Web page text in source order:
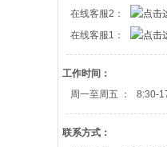
在线客服2：
在线客服1：
工作时间：
周一至周五 ：
8:30-
联系方式：